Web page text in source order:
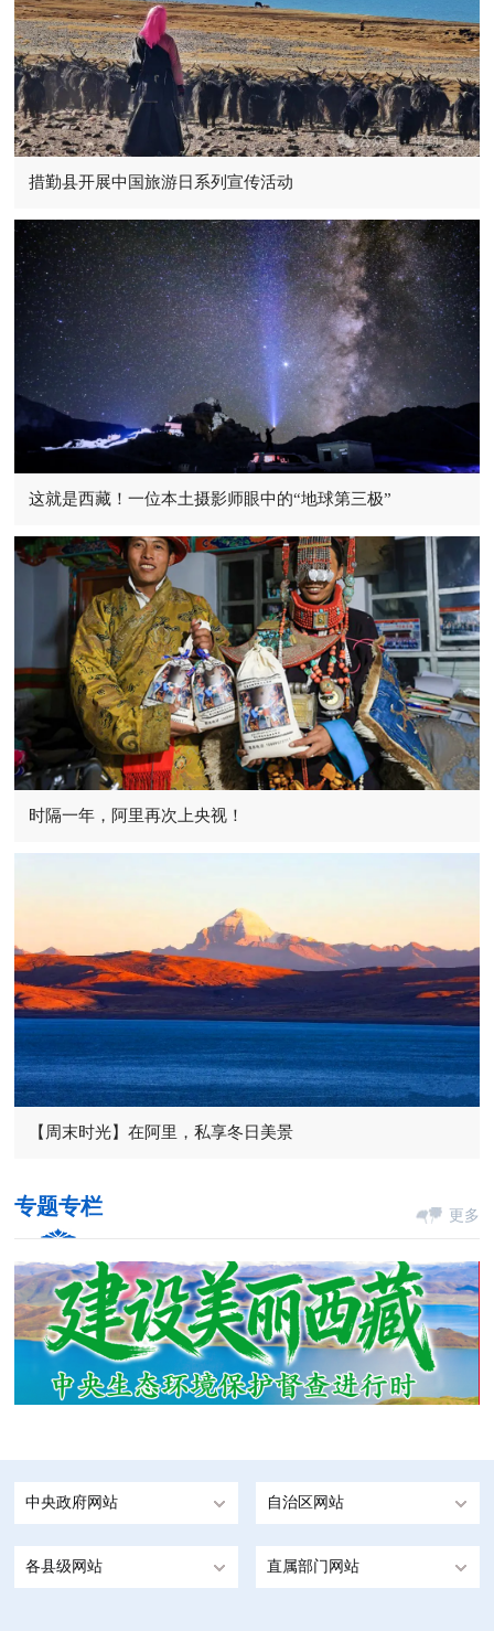
措勤县开展中国旅游日系列宣传活动
这就是西藏！一位本土摄影师眼中的“地球第三极”
时隔一年，阿里再次上央视！
【周末时光】在阿里，私享冬日美景
专题专栏 更多
中央政府网站 自治区网站
各县级网站 直属部门网站